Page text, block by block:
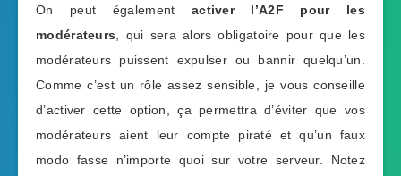
On peut également activer l’A2F pour les
modérateurs, qui sera alors obligatoire pour que les
modérateurs puissent expulser ou bannir quelqu’un.
Comme c’est un rôle assez sensible, je vous conseille
d’activer cette option, ça permettra d’éviter que vos
modérateurs aient leur compte piraté et qu’un faux
modo fasse n’importe quoi sur votre serveur. Notez